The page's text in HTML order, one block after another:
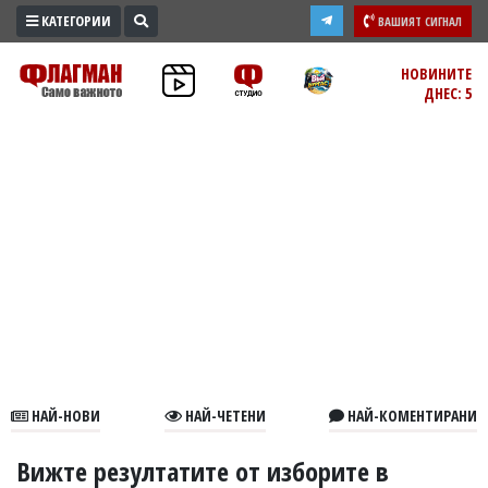
ПРОМО
ЗОНА
В
КАТЕГОРИИ ВАШИЯТ СИГНАЛ
НОВИНИТЕ
ДНЕС: 5
НАЙ-НОВИ НАЙ-ЧЕТЕНИ НАЙ-КОМЕНТИРАНИ
Вижте резултатите от изборите в